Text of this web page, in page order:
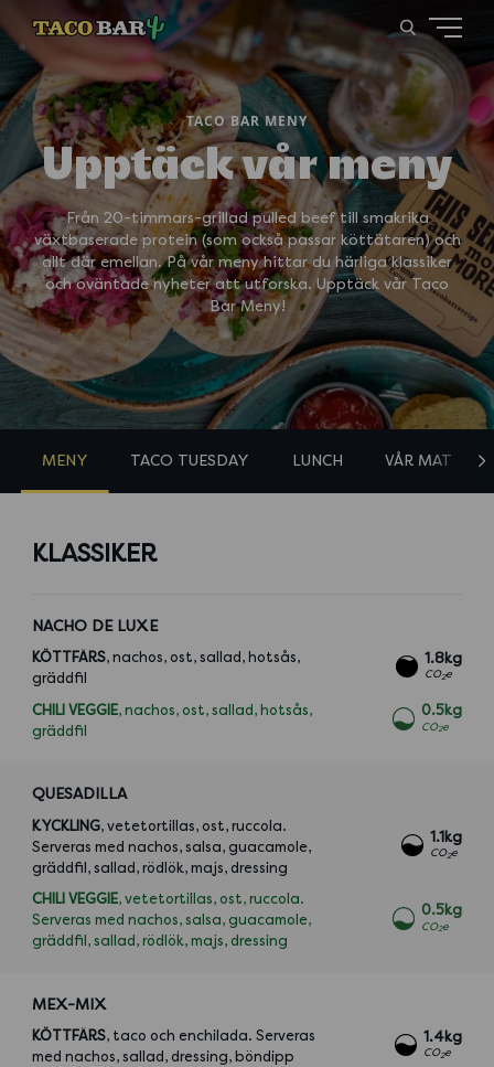
TACO BAR MENY
Upptäck vår meny
Från 20-timmars-grillad pulled beef till smakrika
växtbaserade protein (som också passar köttätaren) och
allt där emellan. På vår meny hittar du härliga klassiker
och oväntade nyheter att utforska. Upptäck vår Taco
Bar Meny!
MENY TACO TUESDAY LUNCH VÅR MAT
KLASSIKER
NACHO DE LUXE
KÖTTFÄRS, nachos, ost, sallad, hotsås,
gräddfil
1.8kg
CO2e
CHILI VEGGIE, nachos, ost, sallad, hotsås,
gräddfil
0.5kg
CO2e
QUESADILLA
KYCKLING, vetetortillas, ost, ruccola.
Serveras med nachos, salsa, guacamole,
gräddfil, sallad, rödlök, majs, dressing
1.1kg
CO2e
CHILI VEGGIE, vetetortillas, ost, ruccola.
Serveras med nachos, salsa, guacamole,
gräddfil, sallad, rödlök, majs, dressing
0.5kg
CO2e
MEX-MIX
KÖTTFÄRS, taco och enchilada. Serveras
med nachos, sallad, dressing, böndipp
1.4kg
CO2e